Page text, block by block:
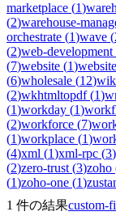
marketplace (1)
(2)warehouse-
orchestrate (1)wave (
(2)web-development
(7)website (1)
(6)wholesale (12)
(2)wkhtmltopdf(1)
(1)workday (1)
(2)workforce (7)
(1)workplace (1)
(4)xml (1)xml-rpc (3)
(2)zero-trust (3)zoho
(1)zoho-one (1)
1 件の結果custom-